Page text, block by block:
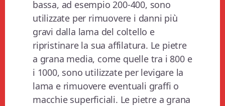
bassa, ad esempio 200-400, sono
utilizzate per rimuovere i danni più
gravi dalla lama del coltello e
ripristinare la sua affilatura. Le pietre
a grana media, come quelle tra i 800 e
i 1000, sono utilizzate per levigare la
lama e rimuovere eventuali graffi o
macchie superficiali. Le pietre a grana